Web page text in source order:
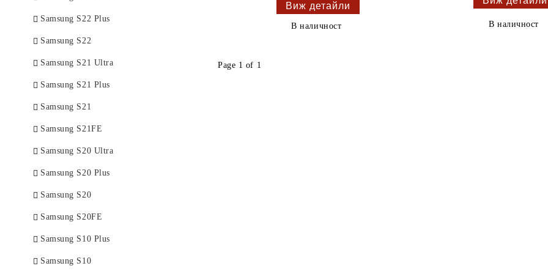
Samsung S22 Plus
Samsung S22
Samsung S21 Ultra
Samsung S21 Plus
Samsung S21
Samsung S21FE
Samsung S20 Ultra
Samsung S20 Plus
Samsung S20
Samsung S20FE
Samsung S10 Plus
Samsung S10
Виж детайли
В наличност В наличност
Page 1 of 1